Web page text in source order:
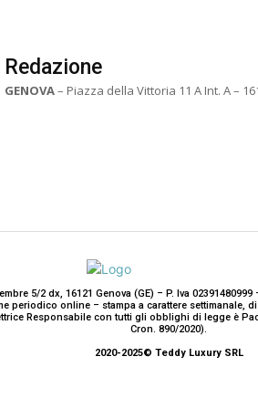
Redazione
GENOVA– Piazza della Vittoria 11 A Int. A –
5/2 dx, 16121 Genova (GE) – P. Iva 02391480999
online – stampa a carattere settimanale,
Responsabile con tutti gli obblighi di legge è
Cron. 890/2020).
2020-2025© Teddy Luxury SRL